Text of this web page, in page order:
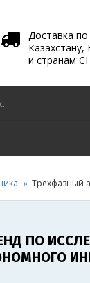
Доставка по
Казахстану,
и странам
Трехфазный
ПО